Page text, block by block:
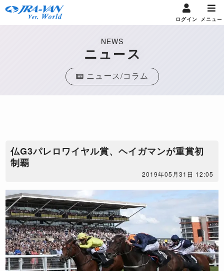
ログイン メニュー
NEWS
ニュース
ニュース/コラム
仏G3パレロワイヤル賞、ヘイガマンが重賞初
制覇
2019年05月31日 12:05